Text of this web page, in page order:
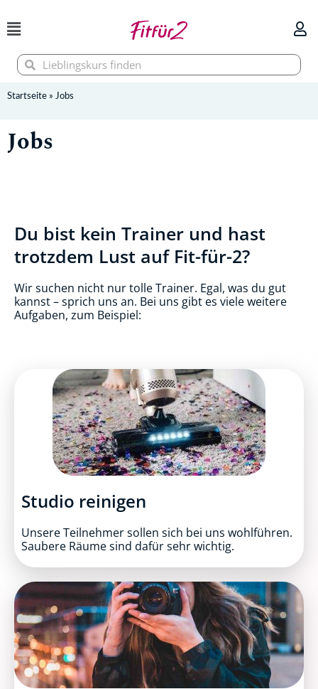
Inhalt
springen
SucheSuche
Startseite » Jobs
Jobs
Du bist kein Trainer und hast
trotzdem Lust auf Fit-für-2?
Wir suchen nicht nur tolle Trainer. Egal, was du gut
kannst – sprich uns an. Bei uns gibt es viele weitere
Aufgaben, zum Beispiel:
Studio reinigen
Unsere Teilnehmer sollen sich bei uns wohlführen.
Saubere Räume sind dafür sehr wichtig.